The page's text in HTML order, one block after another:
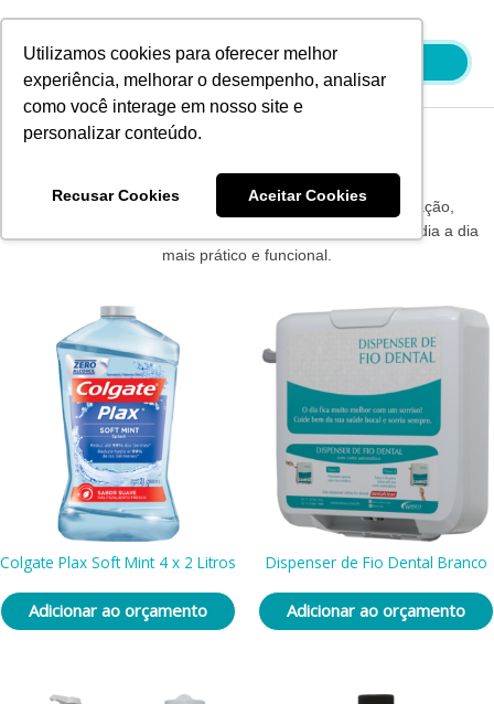
Utilizamos cookies para oferecer melhor
experiência, melhorar o desempenho, analisar
como você interage em nosso site e
personalizar conteúdo.
Recusar Cookies Aceitar Cookies
conteúdo
Os produtos Wesco são sinônimo de qualidade e inovação,
oferecendo soluções eficientes e confiáveis para tornar o dia a dia
mais prático e funcional.
Produtos Wesco
Colgate Plax Soft Mint 4 x 2 Litros
Adicionar ao orçamento
Dispenser de Fio Dental Branco
Adicionar ao orçamento